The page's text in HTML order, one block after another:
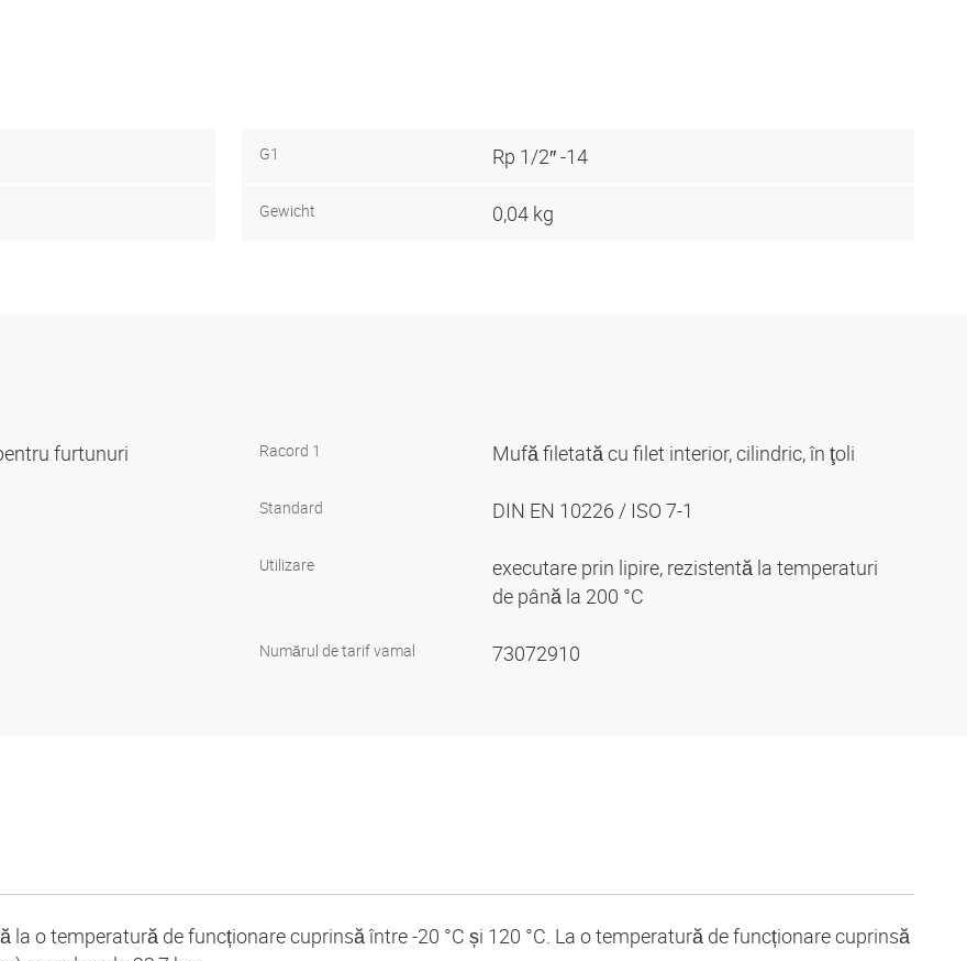
G1 Rp 1/2″ -14
Gewicht 0,04 kg
furtunuri
Racord 1 Mufă filetată cu filet interior, cilindric, în ţoli
Standard DIN EN 10226 / ISO 7-1
Utilizare
executare prin lipire, rezistentă la temperaturi
de până la 200 °C
Numărul de tarif vamal 73072910
o temperatură de funcționare cuprinsă între -20 °C și 120 °C. La o temperatură de funcționare cuprinsă